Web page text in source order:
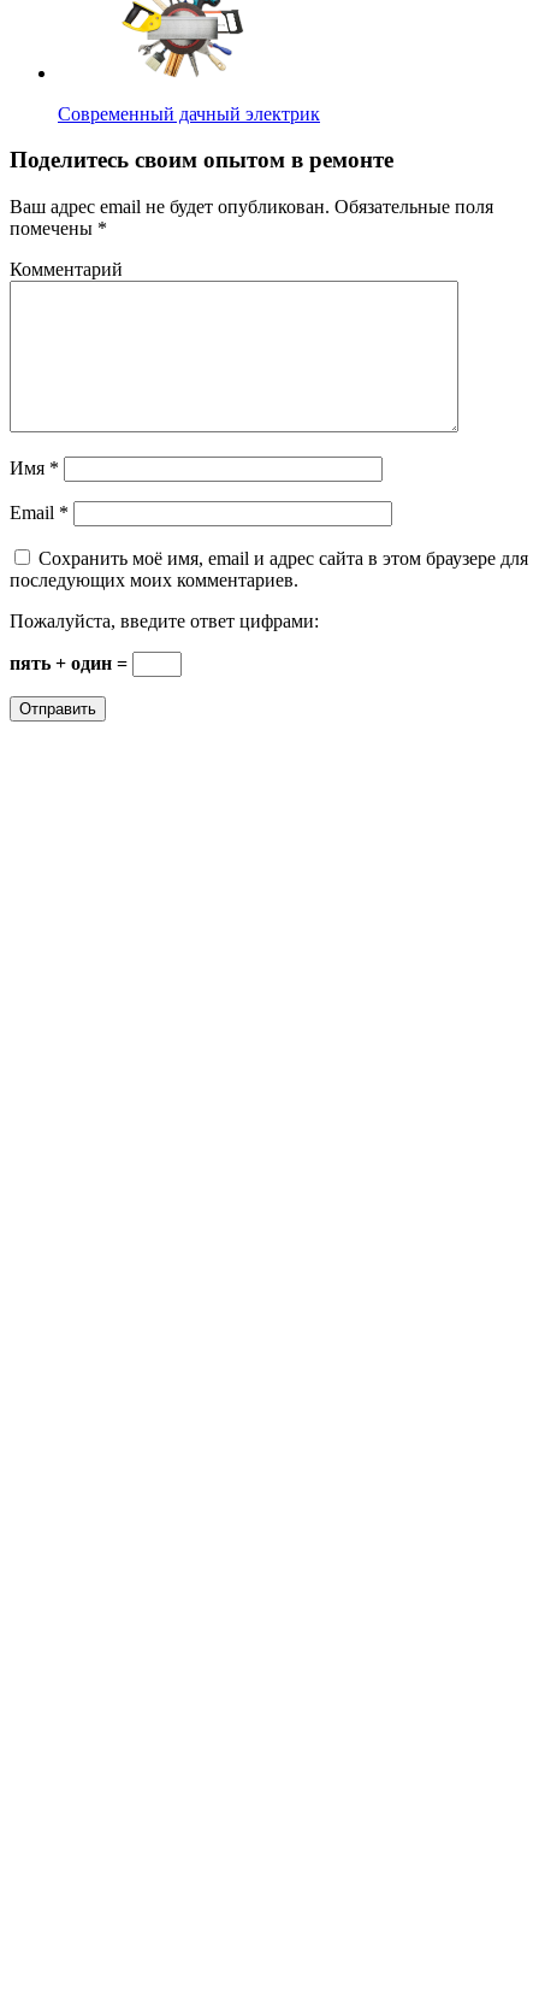
Современный дачный электрик
Поделитесь своим опытом в ремонте
Ваш адрес email не будет опубликован. Обязательные поля
помечены *
Комментарий
Имя *
Email *
Сохранить моё имя, email и адрес сайта в этом браузере для
последующих моих комментариев.
Пожалуйста, введите ответ цифрами:
пять + один =